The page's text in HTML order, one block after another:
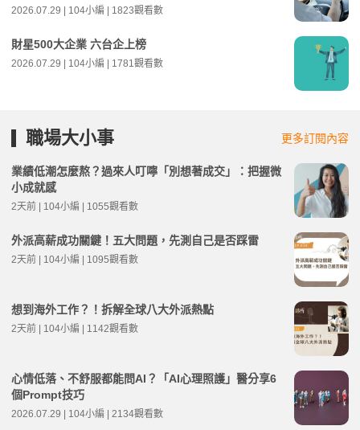
2026.07.29 | 104小編 | 1823觀看數
財星500大企業 六台企上榜
2026.07.29 | 104小編 | 1781觀看數
職場大小事 更多訂閱內容
業績低潮怎麼熬？過來人叮嚀「別想著成交」：把握微
小成就感
2天前 | 104小編 | 1055觀看數
外派高薪成功關鍵！五大問題，先測自己是否踩雷
2天前 | 104小編 | 1095觀看數
想到海外工作？！拆解全球八大外派熱點
2天前 | 104小編 | 1142觀看數
心情低落、不舒服都能問AI？「AI心理照護」醫分享6
個Prompt技巧
2026.07.29 | 104小編 | 2134觀看數